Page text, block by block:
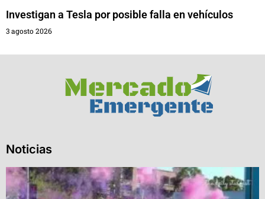
Investigan a Tesla por posible falla en vehículos
3 agosto 2026
Noticias